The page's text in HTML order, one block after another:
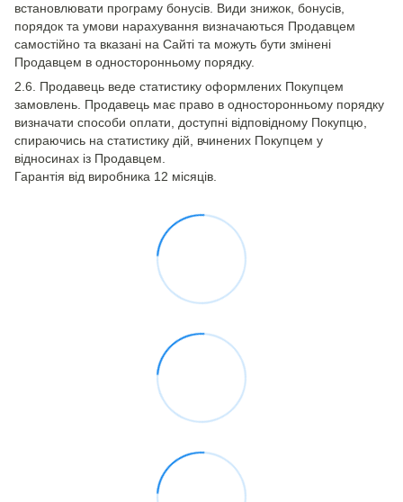
встановлювати програму бонусів. Види знижок, бонусів,
порядок та умови нарахування визначаються Продавцем
самостійно та вказані на Сайті та можуть бути змінені
Продавцем в односторонньому порядку.
2.6. Продавець веде статистику оформлених Покупцем
замовлень. Продавець має право в односторонньому порядку
визначати способи оплати, доступні відповідному Покупцю,
спираючись на статистику дій, вчинених Покупцем у
відносинах із Продавцем.
Гарантія від виробника 12 місяців.